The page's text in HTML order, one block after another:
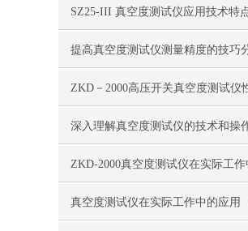
点
SZ25-III 真空度测试仪应用技术特
提高真空度测试仪测量精度的技巧
析
ZKD－2000高压开关真空度测试仪
能指标
深入理解真空度测试仪的技术和操
ZKD-2000真空度测试仪在实际工作
的应用
真空度测试仪在实际工作中的应用